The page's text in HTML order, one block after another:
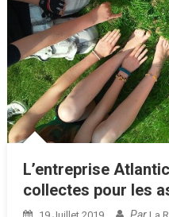
L’entreprise
collectes pour les
Par